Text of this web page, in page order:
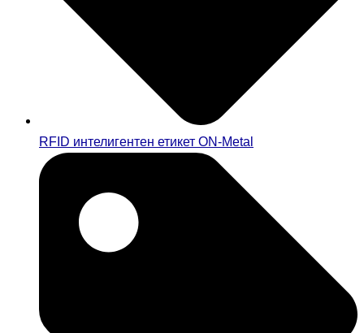
RFID интелигентен етикет ON-Metal